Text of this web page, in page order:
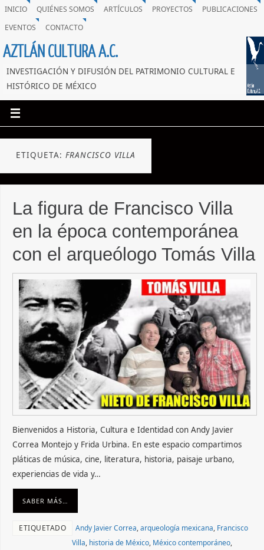
INICIO QUIÉNES SOMOS ARTÍCULOS PROYECTOS
PUBLICACIONES
EVENTOS
CONTACTO
AZTLÁN CULTURA A.C.
INVESTIGACIÓN Y DIFUSIÓN DEL PATRIMONIO CULTURAL E
HISTÓRICO DE MÉXICO
ETIQUETA: FRANCISCO VILLA
La figura de Francisco Villa
en la época contemporánea
con el arqueólogo Tomás Villa
Bienvenidos a Historia, Cultura e Identidad con Andy Javier
Correa Montejo y Frida Urbina. En este espacio compartimos
pláticas de música, cine, literatura, historia, paisaje urbano,
experiencias de vida y…
SABER MÁS…
ETIQUETADO Andy Javier Correa,arqueología mexicana, Francisco
Villa, historia de México, México contemporáneo,